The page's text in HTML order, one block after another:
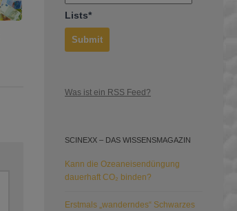
Lists*
Was ist ein RSS Feed?
SCINEXX – DAS WISSENSMAGAZIN
Kann die Ozeaneisendüngung
dauerhaft CO₂ binden?
Erstmals „wanderndes“ Schwarzes